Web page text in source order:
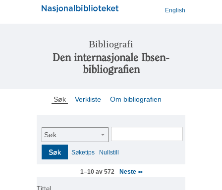
English
Bibliografi
Den internasjonale Ibsen-
bibliografien
Søk Verkliste Om bibliografien
Søk
Søk Søketips Nullstill
1–10 av 572 Neste >>